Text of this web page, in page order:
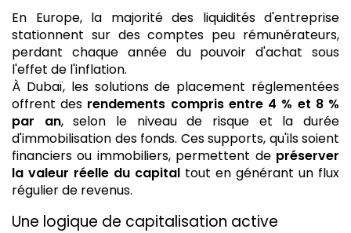
En Europe, la majorité des liquidités d'entreprise
stationnent sur des comptes peu rémunérateurs,
perdant chaque année du pouvoir d'achat sous
l'effet de l'inflation.
À Dubaï, les solutions de placement réglementées
offrent des rendements compris entre 4 % et 8 %
par an, selon le niveau de risque et la durée
d'immobilisation des fonds. Ces supports, qu'ils soient
financiers ou immobiliers, permettent de préserver
la valeur réelle du capital tout en générant un flux
régulier de revenus.
Une logique de capitalisation active